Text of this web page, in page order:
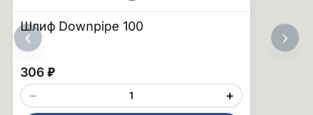
‹
Шлиф Downpipe 100
306 ₽
−
+
›